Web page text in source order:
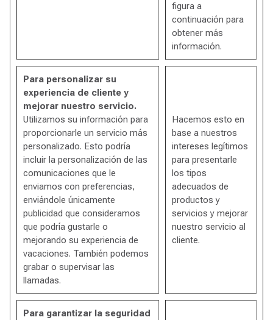
figura a
continuación para
obtener más
información.
Para personalizar su
experiencia de cliente y
mejorar nuestro servicio.
Utilizamos su información para
proporcionarle un servicio más
personalizado. Esto podría
incluir la personalización de las
comunicaciones que le
enviamos con preferencias,
enviándole únicamente
publicidad que consideramos
que podría gustarle o
mejorando su experiencia de
vacaciones. También podemos
grabar o supervisar las
llamadas.
Hacemos esto en
base a nuestros
intereses legítimos
para presentarle
los tipos
adecuados de
productos y
servicios y mejorar
nuestro servicio al
cliente.
Para garantizar la seguridad